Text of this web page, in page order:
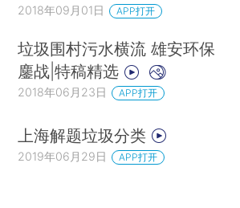
2018年09月01日 APP打开
垃圾围村污水横流 雄安环保
鏖战|特稿精选
2018年06月23日 APP打开
上海解题垃圾分类
2019年06月29日 APP打开